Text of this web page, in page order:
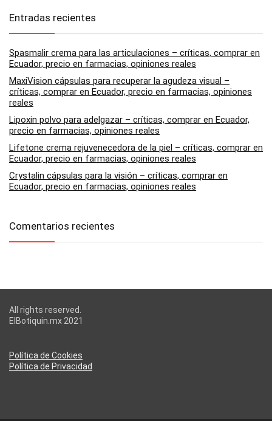
Entradas recientes
Spasmalir crema para las articulaciones – críticas, comprar en
Ecuador, precio en farmacias, opiniones reales
MaxiVision cápsulas para recuperar la agudeza visual –
críticas, comprar en Ecuador, precio en farmacias, opiniones
reales
Lipoxin polvo para adelgazar – críticas, comprar en Ecuador,
precio en farmacias, opiniones reales
Lifetone crema rejuvenecedora de la piel – críticas, comprar en
Ecuador, precio en farmacias, opiniones reales
Crystalin cápsulas para la visión – críticas, comprar en
Ecuador, precio en farmacias, opiniones reales
Comentarios recientes
All rights reserved.
ElBotiquin.mx 2021
Política de Cookies
Política de Privacidad